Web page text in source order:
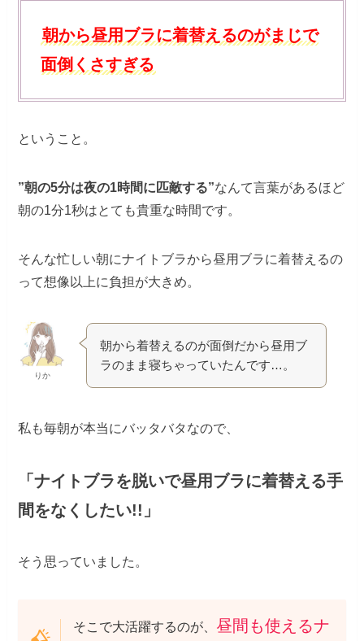
朝から昼用ブラに着替えるのがまじで
面倒くさすぎる
ということ。
”朝の5分は夜の1時間に匹敵する”なんて言葉があるほど
朝の1分1秒はとても貴重な時間です。
そんな忙しい朝にナイトブラから昼用ブラに着替えるの
って想像以上に負担が大きめ。
りか
朝から着替えるのが面倒だから昼用ブ
ラのまま寝ちゃっていたんです…。
私も毎朝が本当にバッタバタなので、
「ナイトブラを脱いで昼用ブラに着替える手
間をなくしたい!!」
そう思っていました。
そこで大活躍するのが、 昼間も使えるナ